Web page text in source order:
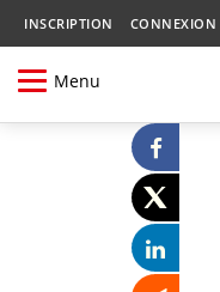
INSCRIPTION CONNEXION
Menu